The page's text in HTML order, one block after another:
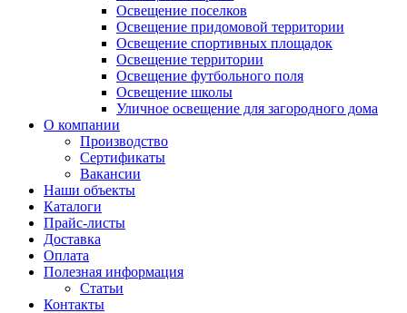
Освещение поселков
Освещение придомовой территории
Освещение спортивных площадок
Освещение территории
Освещение футбольного поля
Освещение школы
Уличное освещение для загородного дома
О компании
Производство
Сертификаты
Вакансии
Наши объекты
Каталоги
Прайс-листы
Доставка
Оплата
Полезная информация
Статьи
Контакты